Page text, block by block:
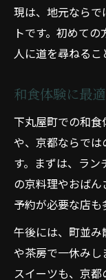
現は、地元なら
トです。初めて
人に道を尋ねるこ
和食体験に最
下丸屋町での和
や、京都ならで
す。まずは、ラ
の京料理やおばん
予約が必要な店も
午後には、町並
や茶房で一休み
スイーツも、京